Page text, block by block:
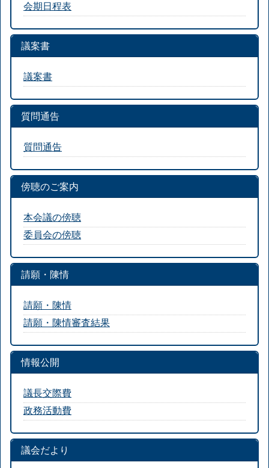
会期日程表
議案書
議案書
質問通告
質問通告
傍聴のご案内
本会議の傍聴
委員会の傍聴
請願・陳情
請願・陳情
請願・陳情審査結果
情報公開
議長交際費
政務活動費
議会だより